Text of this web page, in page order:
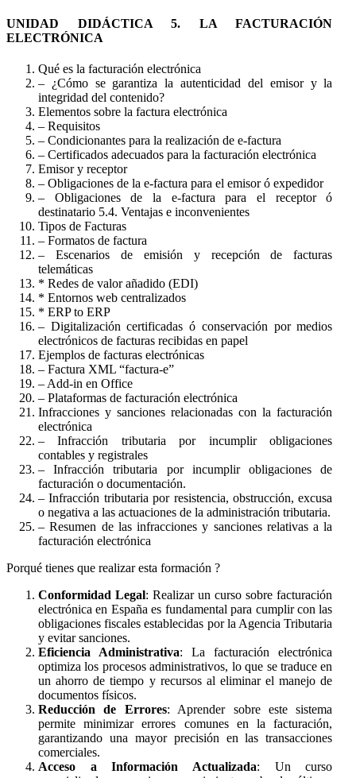
UNIDAD DIDÁCTICA 5. LA FACTURACIÓN
ELECTRÓNICA
Qué es la facturación electrónica
– ¿Cómo se garantiza la autenticidad del emisor y la
integridad del contenido?
Elementos sobre la factura electrónica
– Requisitos
– Condicionantes para la realización de e-factura
– Certificados adecuados para la facturación electrónica
Emisor y receptor
– Obligaciones de la e-factura para el emisor ó expedidor
– Obligaciones de la e-factura para el receptor ó
destinatario 5.4. Ventajas e inconvenientes
Tipos de Facturas
– Formatos de factura
– Escenarios de emisión y recepción de facturas
telemáticas
* Redes de valor añadido (EDI)
* Entornos web centralizados
* ERP to ERP
– Digitalización certificadas ó conservación por medios
electrónicos de facturas recibidas en papel
Ejemplos de facturas electrónicas
– Factura XML “factura-e”
– Add-in en Office
– Plataformas de facturación electrónica
Infracciones y sanciones relacionadas con la facturación
electrónica
– Infracción tributaria por incumplir obligaciones
contables y registrales
– Infracción tributaria por incumplir obligaciones de
facturación o documentación.
– Infracción tributaria por resistencia, obstrucción, excusa
o negativa a las actuaciones de la administración tributaria.
– Resumen de las infracciones y sanciones relativas a la
facturación electrónica
Porqué tienes que realizar esta formación ?
Conformidad Legal: Realizar un curso sobre facturación
electrónica en España es fundamental para cumplir con las
obligaciones fiscales establecidas por la Agencia Tributaria
y evitar sanciones.
Eficiencia Administrativa: La facturación electrónica
optimiza los procesos administrativos, lo que se traduce en
un ahorro de tiempo y recursos al eliminar el manejo de
documentos físicos.
Reducción de Errores: Aprender sobre este sistema
permite minimizar errores comunes en la facturación,
garantizando una mayor precisión en las transacciones
comerciales.
Acceso a Información Actualizada: Un curso